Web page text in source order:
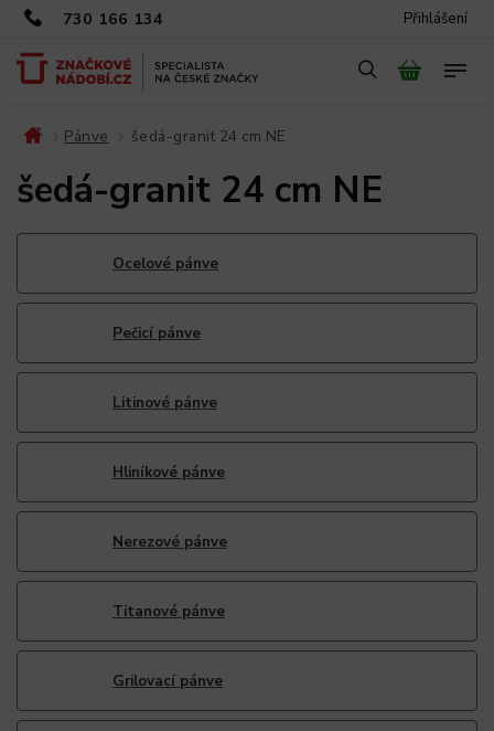
730 166 134 Přihlášení
Pánve šedá-granit 24 cm NE
šedá-granit 24 cm NE
Ocelové pánve
Pečicí pánve
Litinové pánve
Hliníkové pánve
Nerezové pánve
Titanové pánve
Grilovací pánve